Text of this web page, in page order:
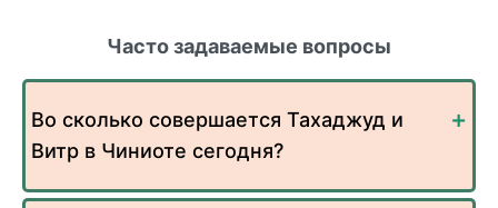
Часто задаваемые вопросы
Во сколько совершается Тахаджуд и
Витр в Чиниоте сегодня?